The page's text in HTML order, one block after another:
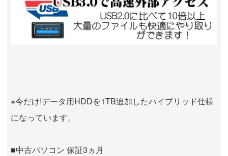
※今だけ!データ用HDDを1TB追加したハイブリッド仕様
になっています。
■中古パソコン 保証3ヵ月